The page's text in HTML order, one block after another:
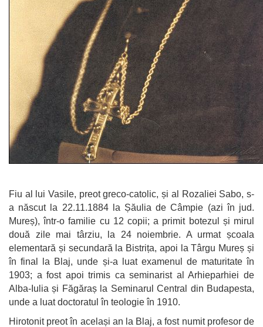
Fiu al lui Vasile, preot greco-catolic, și al Rozaliei Sabo, s-
a născut la 22.11.1884 la Șăulia de Câmpie (azi în jud.
Mureș), într-o familie cu 12 copii; a primit botezul și mirul
două zile mai târziu, la 24 noiembrie. A urmat școala
elementară și secundară la Bistrița, apoi la Târgu Mureș și
în final la Blaj, unde și-a luat examenul de maturitate în
1903; a fost apoi trimis ca seminarist al Arhieparhiei de
Alba-Iulia și Făgăraș la Seminarul Central din Budapesta,
unde a luat doctoratul în teologie în 1910.
Hirotonit preot în același an la Blaj, a fost numit profesor de